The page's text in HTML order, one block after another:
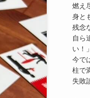
燃え
身と
残念
自ら
い！
今で
柱で
失敗